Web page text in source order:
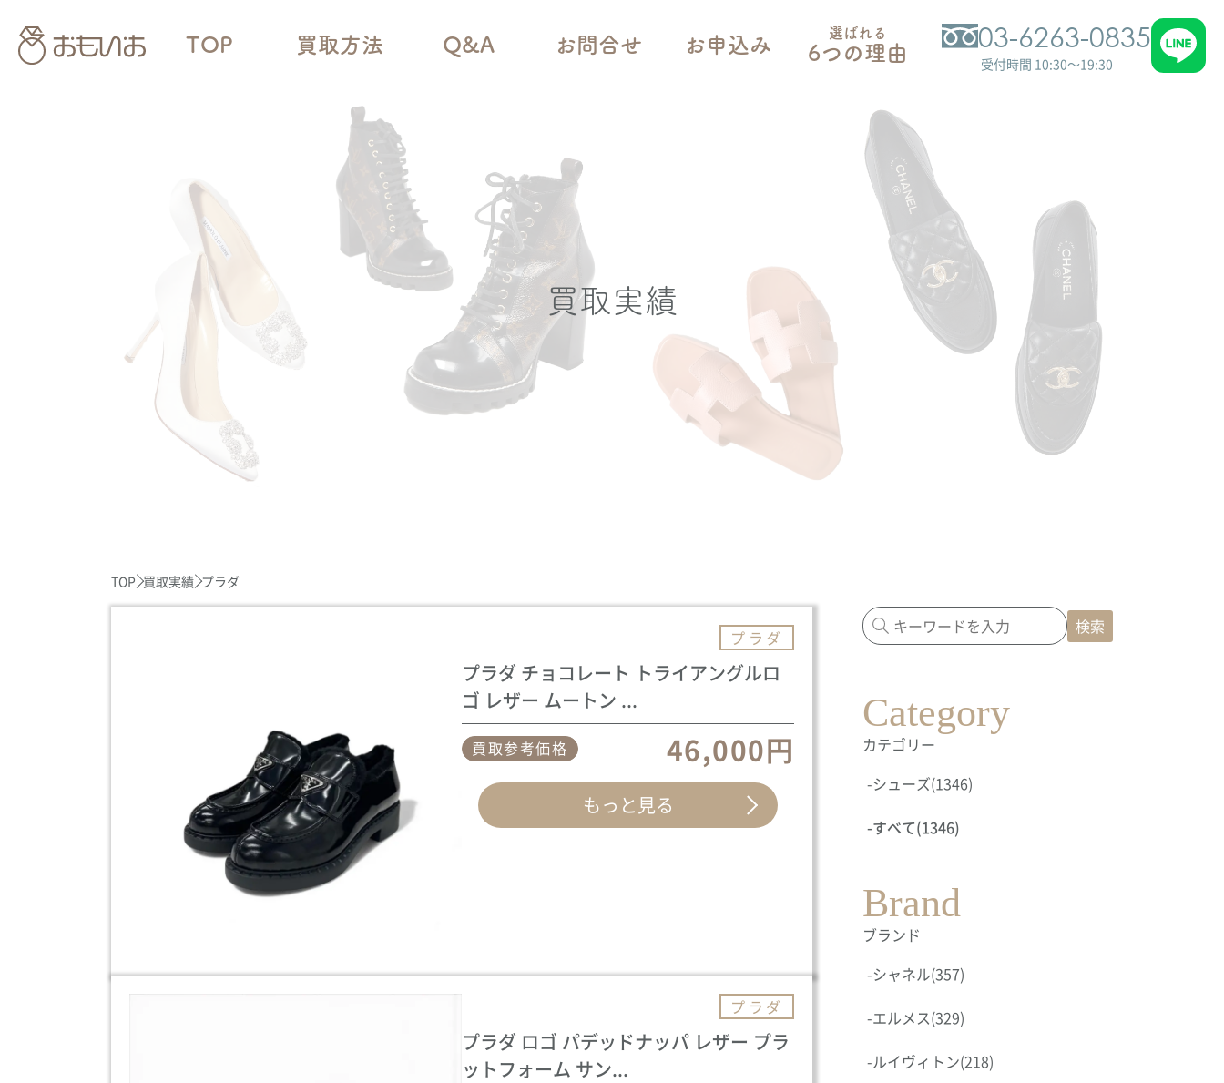
TOP 買取方法 Q&A お問合せ お申込み
選ばれる
6つの理由 03-6263-0835
受付時間 10:30～19:30
買取実績
TOP 買取実績 プラダ
プラダ
プラダ チョコレート トライアングルロ
ゴ レザー ムートン ...
買取参考価格 46,000円
もっと見る
プラダ
プラダ ロゴ パデッドナッパ レザー プラ
ットフォーム サン...
検索
Category
カテゴリー
-シューズ(1346)
-すべて(1346)
Brand
ブランド
-シャネル(357)
-エルメス(329)
-ルイヴィトン(218)